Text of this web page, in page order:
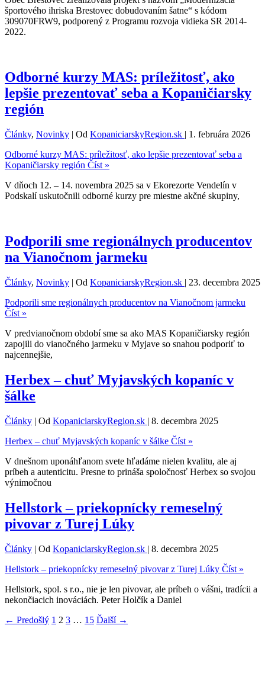
športového ihriska Brestovec dobudovaním šatne“ s kódom
309070FRW9, podporený z Programu rozvoja vidieka SR 2014-
2022.
Odborné kurzy MAS: príležitosť, ako
lepšie prezentovať seba a Kopaničiarsky
región
Články, Novinky | Od KopaniciarskyRegion.sk | 1. februára 2026
Odborné kurzy MAS: príležitosť, ako lepšie prezentovať seba a
Kopaničiarsky región Číst »
V dňoch 12. – 14. novembra 2025 sa v Ekorezorte Vendelín v
Podskalí uskutočnili odborné kurzy pre miestne akčné skupiny,
Podporili sme regionálnych producentov
na Vianočnom jarmeku
Články, Novinky | Od KopaniciarskyRegion.sk | 23. decembra 2025
Podporili sme regionálnych producentov na Vianočnom jarmeku
Číst »
V predvianočnom období sme sa ako MAS Kopaničiarsky región
zapojili do vianočného jarmeku v Myjave so snahou podporiť to
najcennejšie,
Herbex – chuť Myjavských kopaníc v
šálke
Články | Od KopaniciarskyRegion.sk | 8. decembra 2025
Herbex – chuť Myjavských kopaníc v šálke Číst »
V dnešnom uponáhľanom svete hľadáme nielen kvalitu, ale aj
príbeh a autenticitu. Presne to prináša spoločnosť Herbex so svojou
výnimočnou
Hellstork – priekopnícky remeselný
pivovar z Turej Lúky
Články | Od KopaniciarskyRegion.sk | 8. decembra 2025
Hellstork – priekopnícky remeselný pivovar z Turej Lúky Číst »
Hellstork, spol. s r.o., nie je len pivovar, ale príbeh o vášni, tradícii a
nekončiacich inováciách. Peter Holčík a Daniel
← Predošlý 1 2 3 … 15 Ďalší →